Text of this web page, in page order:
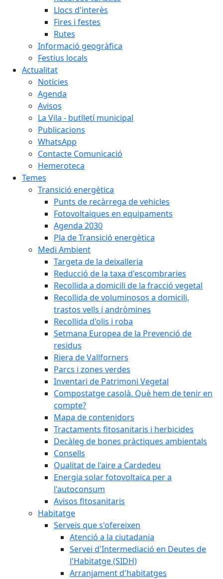
Llocs d'interès
Fires i festes
Rutes
Informació geogràfica
Festius locals
Actualitat
Notícies
Agenda
Avisos
La Vila - butlletí municipal
Publicacions
WhatsApp
Contacte Comunicació
Hemeroteca
Temes
Transició energètica
Punts de recàrrega de vehicles
Fotovoltaiques en equipaments
Agenda 2030
Pla de Transició energètica
Medi Ambient
Targeta de la deixalleria
Reducció de la taxa d'escombraries
Recollida a domicili de la fracció vegetal
Recollida de voluminosos a domicili,
trastos vells i andròmines
Recollida d'olis i roba
Setmana Europea de la Prevenció de
residus
Riera de Vallforners
Parcs i zones verdes
Inventari de Patrimoni Vegetal
Compostatge casolà. Què hem de tenir en
compte?
Mapa de contenidors
Tractaments fitosanitaris i herbicides
Decàleg de bones pràctiques ambientals
Consells
Qualitat de l'aire a Cardedeu
Energia solar fotovoltaica per a
l'autoconsum
Avisos fitosanitaris
Habitatge
Serveis que s'ofereixen
Atenció a la ciutadania
Servei d'Intermediació en Deutes de
l'Habitatge (SIDH)
Arranjament d'habitatges